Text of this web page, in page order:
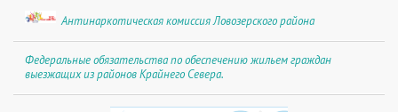
Антинаркотическая комиссия Ловозерского района
Федеральные обязательства по обеспечению жильем граждан
выезжащих из районов Крайнего Севера.